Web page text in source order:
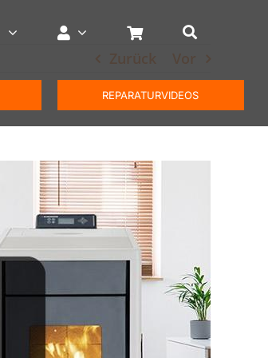
REPARATURVIDEOS
Zurück Vor